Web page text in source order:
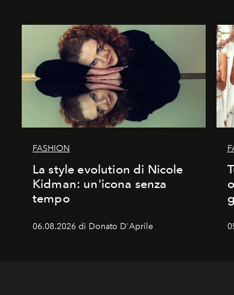
FASHION
La style evolution di Nicole
Kidman: un'icona senza
tempo
06.08.2026 di Donato D'Aprile